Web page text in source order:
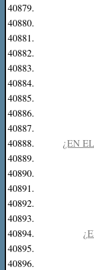
40879.
40880.
40881.
40882.
40883.
40884.
40885.
40886.
40887.
40888.
¿EN
40889.
40890.
40891.
40892.
40893.
40894.
40895.
40896.